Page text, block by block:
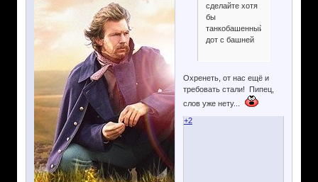
сделайте хотя
бы
танкобашенный
дот с башней
Охренеть, от нас ещё и
требовать стали! Пипец,
слов уже нету...
+2